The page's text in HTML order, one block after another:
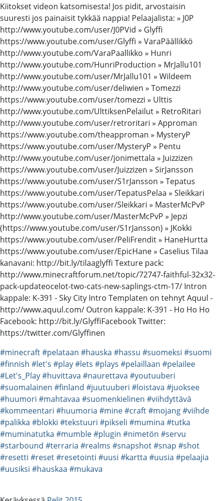
Kiitokset videon katsomisesta! Jos pidit, arvostaisin
suuresti jos painaisit tykkää nappia! Pelaajalista: » J0P
http://www.youtube.com/user/J0PVid » Glyffi
https://www.youtube.com/user/Glyffi » VaraPäällikkö
http://www.youtube.com/VaraPaallikko » Hunri
http://www.youtube.com/HunriProduction » MrJallu101
http://www.youtube.com/user/MrJallu101 » Wildeem
http://www.youtube.com/user/deliwien » Tomezzi
https://www.youtube.com/user/tomezzi » Ulttis
http://www.youtube.com/UlttiksenPelailut » RetroRitari
http://www.youtube.com/user/retroritari » Approman
https://www.youtube.com/theapproman » MysteryP
https://www.youtube.com/user/MysteryP » Pentu
http://www.youtube.com/user/jonimettala » Juizzizen
https://www.youtube.com/user/Juizzizen » SirJansson
https://www.youtube.com/user/S1rJansson » Tepatus
https://www.youtube.com/user/TepatusPelaa » Sleikkari
https://www.youtube.com/user/Sleikkari » MasterMcPvP
http://www.youtube.com/user/MasterMcPvP » Jepzi
(https://www.youtube.com/user/S1rJansson) » JKokki
https://www.youtube.com/user/PeliFrendit » HaneHurtta
https://www.youtube.com/user/EpicHane » Caselius Tilaa
kanavani: http://bit.ly/tilaaglyffi Texture pack:
http://www.minecraftforum.net/topic/72747-faithful-32x32-
pack-updateocelot-two-cats-new-saplings-ctm-17/ Intron
kappale: K-391 - Sky City Intro Templaten on tehnyt Aquul -
http://www.aquul.com/ Outron kappale: K-391 - Ho Ho Ho
Facebook: http://bit.ly/GlyffiFacebook Twitter:
https://twitter.com/Glyffinen
#minecraft#pelataan #hauska #hassu #suomeksi #suomi
#finnish #let's #play#lets #plays #pelaillaan #pelailee
#Let's_Play#huvittava #naurettava #youtuuberi
#suomalainen #finland #juutuuberi #loistava #juoksee
#huumori #mahtavaa #suomenkielinen #viihdyttävä
#kommeentari #huumoria #mine#craft#mojang#viihde
#palikka #blokki #tekstuuri #pikseli #mumina #tutka
#muminatutka #mumble#plugin #nimetön #servu
#starbound #terraria #realms #snapshot#snap #shot
#resetti #reset#resetointi #uusi #kartta #uusia #pelaajia
#uusiksi #hauskaa #mukava